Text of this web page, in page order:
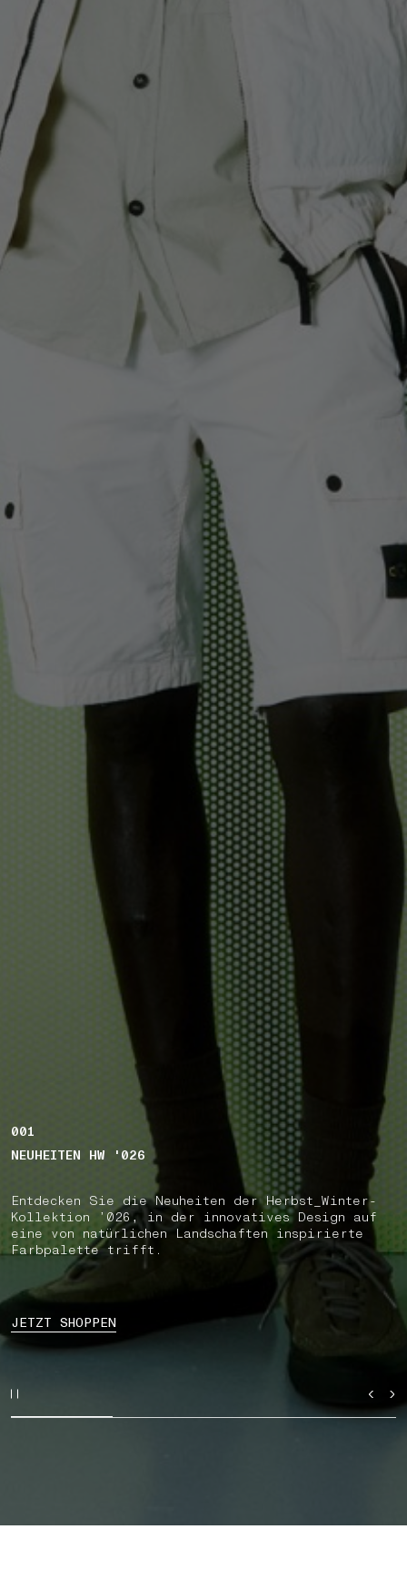
001
NEUHEITEN HW '026
Entdecken Sie die Neuheiten der Herbst_Winter-
Kollektion ’026, in der innovatives Design auf
eine von natürlichen Landschaften inspirierte
Farbpalette trifft.
JETZT SHOPPEN